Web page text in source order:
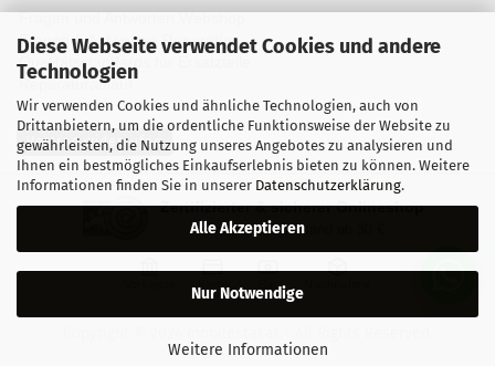
Diese Webseite verwendet Cookies und andere
Technologien
Wir verwenden Cookies und ähnliche Technologien, auch von
Drittanbietern, um die ordentliche Funktionsweise der Website zu
gewährleisten, die Nutzung unseres Angebotes zu analysieren und
Ihnen ein bestmögliches Einkaufserlebnis bieten zu können. Weitere
Informationen finden Sie in unserer Datenschutzerklärung.
Alle Akzeptieren
Nur Notwendige
Weitere Informationen
Fragen und Antworten Webshop
Fragen & Antworten Reparatur
Qualitätsstandards für Ersatzteile
Reparaturablauf
Vertrag widerrufen
Zertifizierter & sicherer Onlineshop
Kostenloser Versand ab 30 €